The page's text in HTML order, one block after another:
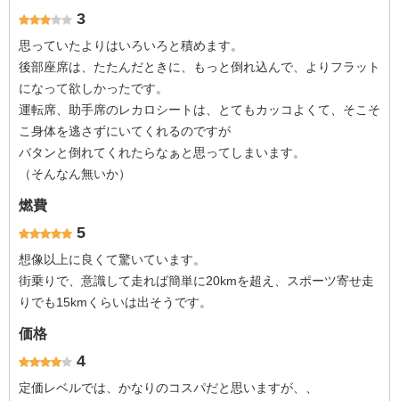
3
思っていたよりはいろいろと積めます。
後部座席は、たたんだときに、もっと倒れ込んで、よりフラット
になって欲しかったです。
運転席、助手席のレカロシートは、とてもカッコよくて、そこそ
こ身体を逃さずにいてくれるのですが
バタンと倒れてくれたらなぁと思ってしまいます。
（そんなん無いか）
燃費
5
想像以上に良くて驚いています。
街乗りで、意識して走れば簡単に20kmを超え、スポーツ寄せ走
りでも15kmくらいは出そうです。
価格
4
定価レベルでは、かなりのコスパだと思いますが、、